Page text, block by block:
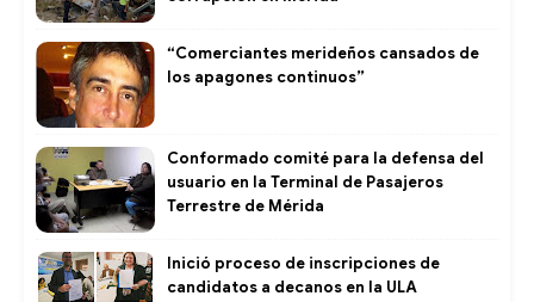
“Comerciantes merideños cansados de
los apagones continuos”
Conformado comité para la defensa del
usuario en la Terminal de Pasajeros
Terrestre de Mérida
Inició proceso de inscripciones de
candidatos a decanos en la ULA